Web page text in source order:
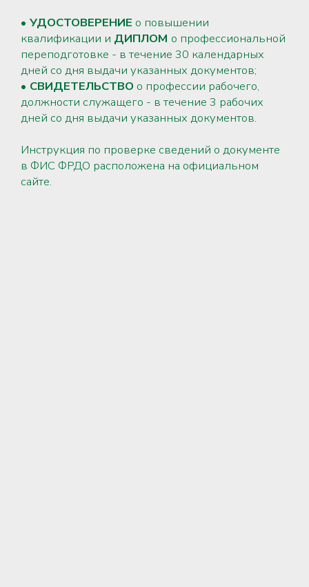
• УДОСТОВЕРЕНИЕ о повышении
квалификации и ДИПЛОМ о профессиональной
переподготовке - в течение 30 календарных
дней со дня выдачи указанных документов;
• СВИДЕТЕЛЬСТВО о профессии рабочего,
должности служащего - в течение 3 рабочих
дней со дня выдачи указанных документов.
Инструкция по проверке сведений о документе
в ФИС ФРДО расположена на официальном
сайте.